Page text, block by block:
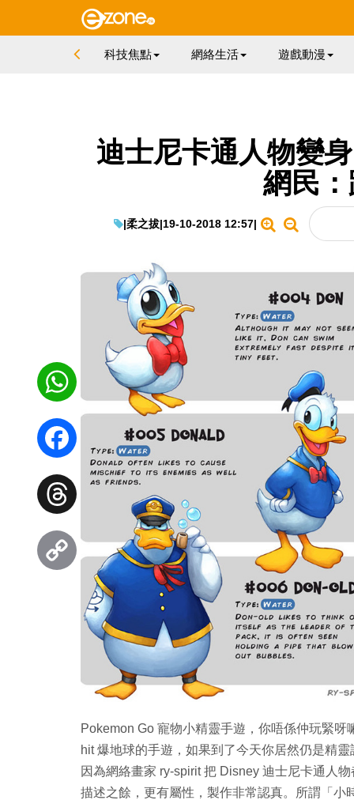
科技焦點 網絡生活 遊戲動漫
迪士尼卡通人物變
網民
|柔之拔|19-10-2018 12:57|
Pokemon Go 寵物小精靈手遊，你唔係仲玩緊
hit 爆地球的手遊，如果到了今天你居然仍是精
因為網絡畫家 ry-spirit 把 Disney 迪士尼卡通人
描述之餘，更有屬性，製作非常認真。所謂「
WhatsApp
Facebook
Threads
Link